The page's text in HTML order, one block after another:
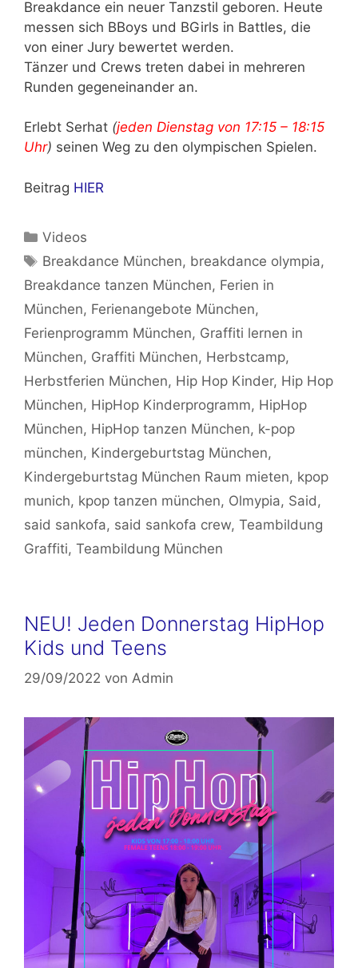
Breakdance ein neuer Tanzstil geboren. Heute
messen sich BBoys und BGirls in Battles, die
von einer Jury bewertet werden.
Tänzer und Crews treten dabei in mehreren
Runden gegeneinander an.
Erlebt Serhat (jeden Dienstag von 17:15 – 18:15
Uhr) seinen Weg zu den olympischen Spielen.
Beitrag HIER
Kategorien
Videos
Schlagwörter
Breakdance München, breakdance olympia,
Breakdance tanzen München, Ferien in
München, Ferienangebote München,
Ferienprogramm München, Graffiti lernen in
München, Graffiti München, Herbstcamp,
Herbstferien München, Hip Hop Kinder, Hip Hop
München, HipHop Kinderprogramm, HipHop
München, HipHop tanzen München, k-pop
münchen, Kindergeburtstag München,
Kindergeburtstag München Raum mieten, kpop
munich, kpop tanzen münchen, Olmypia, Said ,
said sankofa, said sankofa crew, Teambildung
Graffiti, Teambildung München
NEU! Jeden Donnerstag HipHop
Kids und Teens
29/09/2022 von Admin